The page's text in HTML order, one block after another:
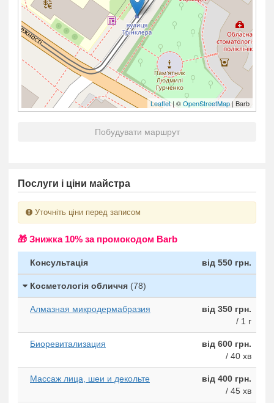
Leaflet| ©OpenStreetMap | Barb
Побудувати маршрут
Послуги і ціни майстра
Уточніть ціни перед записом
🎁 Знижка 10% за промокодом Barb
Консультація від 550 грн.
Косметологія обличчя (78)
Алмазная микродермабразия
від 350 грн.
/ 1 г
Биоревитализация
від 600 грн.
/ 40 хв
Массаж лица, шеи и декольте
від 400 грн.
/ 45 хв